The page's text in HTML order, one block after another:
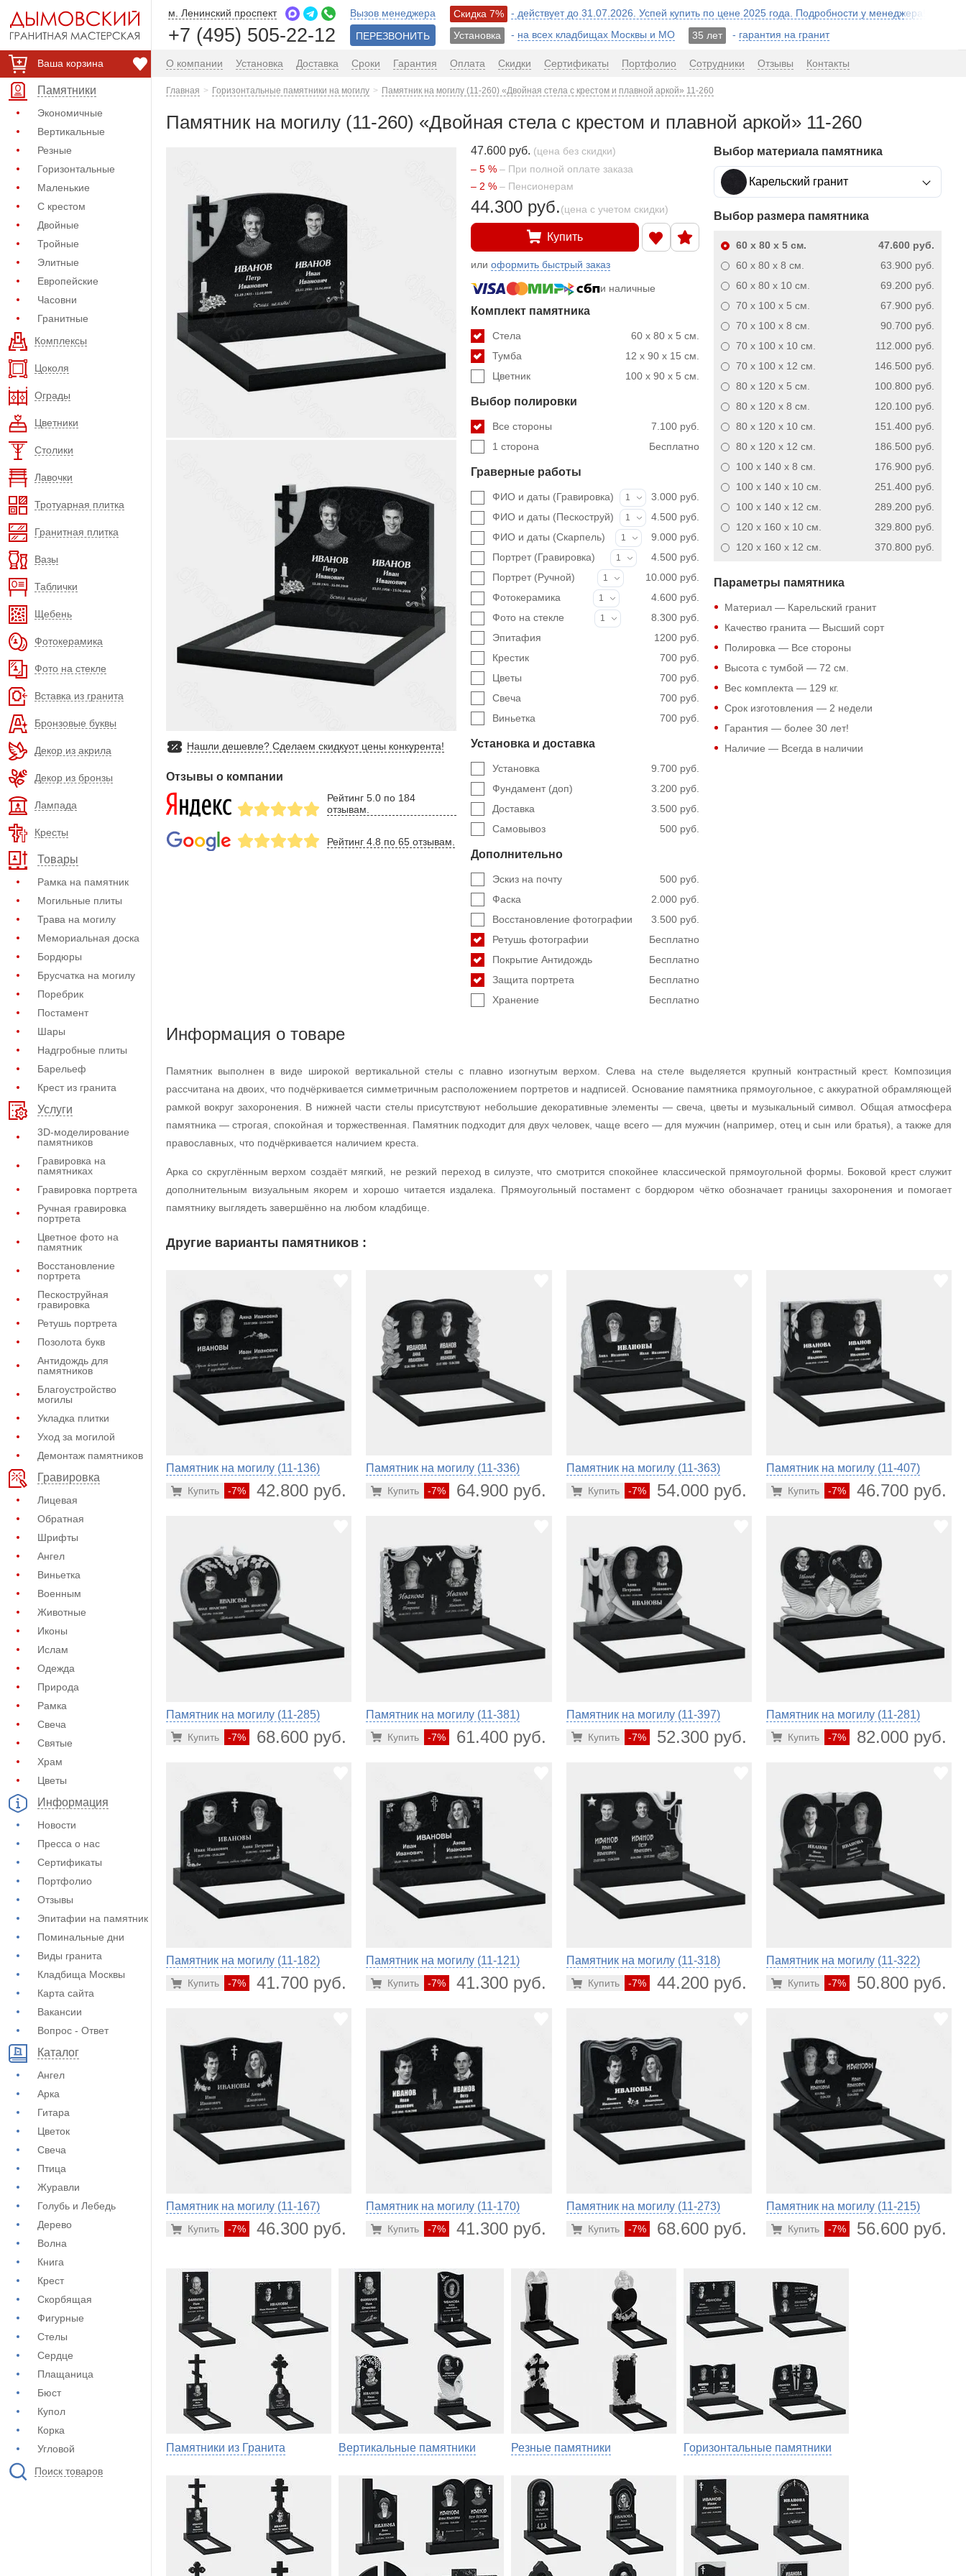
Ваша корзина
Памятники
Экономичные
Вертикальные
Резные
Горизонтальные
Маленькие
С крестом
Двойные
Тройные
Элитные
Европейские
Часовни
Гранитные
Комплексы
Цоколя
Ограды
Цветники
Столики
Лавочки
Тротуарная плитка
Гранитная плитка
Вазы
Таблички
Щебень
Фотокерамика
Фото на стекле
Вставка из гранита
Бронзовые буквы
Декор из акрила
Декор из бронзы
Лампада
Кресты
Товары
Рамка на памятник
Могильные плиты
Трава на могилу
Мемориальная доска
Бордюры
Брусчатка на могилу
Поребрик
Постамент
Шары
Надгробные плиты
Барельеф
Крест из гранита
Услуги
3D-моделирование
памятников
Гравировка на
памятниках
Гравировка портрета
Ручная гравировка
портрета
Цветное фото на
памятник
Восстановление
портрета
Пескоструйная
гравировка
Ретушь портрета
Позолота букв
Антидождь для
памятников
Благоустройство
могилы
Укладка плитки
Уход за могилой
Демонтаж памятников
Гравировка
Лицевая
Обратная
Шрифты
Ангел
Виньетка
Военным
Животные
Иконы
Ислам
Одежда
Природа
Рамка
Свеча
Святые
Храм
Цветы
Информация
Новости
Пресса о нас
Сертификаты
Портфолио
Отзывы
Эпитафии на памятник
Поминальные дни
Виды гранита
Кладбища Москвы
Карта сайта
Вакансии
Вопрос - Ответ
Каталог
Ангел
Арка
Гитара
Цветок
Свеча
Птица
Журавли
Голубь и Лебедь
Дерево
Волна
Книга
Крест
Скорбящая
Фигурные
Стелы
Сердце
Плащаница
Бюст
Купол
Корка
Угловой
Поиск товаров
м. Ленинский проспект
+7 (495) 505-22-12
Вызов менеджера
ПЕРЕЗВОНИТЬ
Скидка 7%
- действует до 31.07.2026. Успей купить по цене 2025 года. Подробности у менеджера!
Установка
- на всех кладбищах Москвы и МО 35 лет - гарантия на гранит
О компании Установка Доставка Сроки Гарантия Оплата Скидки Сертификаты Портфолио Сотрудники Отзывы Контакты
Главная Горизонтальные памятники на могилу Памятник на могилу (11-260) «Двойная стела с крестом и плавной аркой» 11-260
Памятник на могилу (11-260) «Двойная стела с крестом и плавной аркой» 11-260
Нашли дешевле? Сделаем скидкуот цены конкурента!
Отзывы о компании
Рейтинг 5.0 по 184
отзывам.
Рейтинг 4.8 по 65 отзывам.
47.600 руб. (цена без скидки)
– 5 % – При полной оплате заказа
– 2 % – Пенсионерам
44.300 руб.(цена с учетом скидки)
Купить
илиоформить быстрый заказ
и наличные
Комплект памятника
60 x 80 x 5 см.
Стела
12 x 90 x 15 см.
Тумба
100 x 90 x 5 см.
Цветник
Выбор полировки
7.100 руб.
Все стороны
Бесплатно
1 сторона
Граверные работы
ФИО и даты (Гравировка) 1
3.000 руб.
ФИО и даты (Пескоструй)
1
4.500 руб.
ФИО и даты (Скарпель)
1
9.000 руб.
Портрет (Гравировка)
1
4.500 руб.
Портрет (Ручной)
1
10.000 руб.
Фотокерамика
1
4.600 руб.
Фото на стекле
1
8.300 руб.
1200 руб.
Эпитафия
700 руб.
Крестик
700 руб.
Цветы
700 руб.
Свеча
700 руб.
Виньетка
Установка и доставка
9.700 руб.
Установка
3.200 руб.
Фундамент (доп)
3.500 руб.
Доставка
500 руб.
Самовывоз
Дополнительно
500 руб.
Эскиз на почту
2.000 руб.
Фаска
3.500 руб.
Восстановление фотографии
Бесплатно
Ретушь фотографии
Бесплатно
Покрытие Антидождь
Бесплатно
Защита портрета
Бесплатно
Хранение
Выбор материала памятника
Карельский гранит
Выбор размера памятника
47.600 руб.
60 x 80 x 5см.
63.900 руб.
60 x 80 x 8 см.
69.200 руб.
60 x 80 x 10см.
67.900 руб.
70 x 100 x 5 см.
90.700 руб.
70 x 100 x 8 см.
112.000 руб.
70 x 100 x 10см.
146.500 руб.
70 x 100 x 12 см.
100.800 руб.
80 x 120 x 5 см.
120.100 руб.
80 x 120 x 8 см.
151.400 руб.
80 x 120 x 10см.
186.500 руб.
80 x 120 x 12 см.
176.900 руб.
100 x 140 x 8 см.
251.400 руб.
100 x 140 x 10см.
289.200 руб.
100 x 140 x 12 см.
329.800 руб.
120 x 160 x 10см.
370.800 руб.
120 x 160 x 12 см.
Параметры памятника
Материал — Карельский гранит
Качество гранита — Высший сорт
Полировка — Все стороны
Высота с тумбой — 72 см.
Вес комплекта — 129 кг.
Срок изготовления — 2 недели
Гарантия — более 30 лет!
Наличие — Всегда в наличии
Информация о товаре
Памятник выполнен в виде широкой вертикальной стелы с плавно изогнутым верхом. Слева на стеле выделяется крупный контрастный крест. Композиция
рассчитана на двоих, что подчёркивается симметричным расположением портретов и надписей. Основание памятника прямоугольное, с аккуратной обрамляющей
рамкой вокруг захоронения. В нижней части стелы присутствуют небольшие декоративные элементы — свеча, цветы и музыкальный символ. Общая атмосфера
памятника — строгая, спокойная и торжественная. Памятник подходит для двух человек, чаще всего — для мужчин (например, отец и сын или братья), а также для
православных, что подчёркивается наличием креста.
Арка со скруглённым верхом создаёт мягкий, не резкий переход в силуэте, что смотрится спокойнее классической прямоугольной формы. Боковой крест служит
дополнительным визуальным якорем и хорошо читается издалека. Прямоугольный постамент с бордюром чётко обозначает границы захоронения и помогает
памятнику выглядеть завершённо на любом кладбище.
Другие варианты памятников :
Памятник на могилу (11-136)
-7% 42.800 руб.
Купить
Памятник на могилу (11-336)
-7% 64.900 руб.
Купить
Памятник на могилу (11-363)
-7% 54.000 руб.
Купить
Памятник на могилу (11-407)
-7% 46.700 руб.
Купить
Памятник на могилу (11-285)
-7% 68.600 руб.
Купить
Памятник на могилу (11-381)
-7% 61.400 руб.
Купить
Памятник на могилу (11-397)
-7% 52.300 руб.
Купить
Памятник на могилу (11-281)
-7% 82.000 руб.
Купить
Памятник на могилу (11-182)
-7% 41.700 руб.
Купить
Памятник на могилу (11-121)
-7% 41.300 руб.
Купить
Памятник на могилу (11-318)
-7% 44.200 руб.
Купить
Памятник на могилу (11-322)
-7% 50.800 руб.
Купить
Памятник на могилу (11-167)
-7% 46.300 руб.
Купить
Памятник на могилу (11-170)
-7% 41.300 руб.
Купить
Памятник на могилу (11-273)
-7% 68.600 руб.
Купить
Памятник на могилу (11-215)
-7% 56.600 руб.
Купить
Памятники из Гранита Вертикальные памятники Резные памятники Горизонтальные памятники